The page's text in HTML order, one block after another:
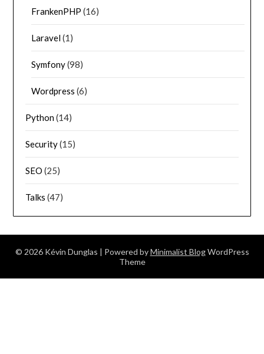
FrankenPHP (16)
Laravel(1)
Symfony(98)
Wordpress (6)
Python(14)
Security(15)
SEO (25)
Talks (47)
© 2026 Kévin Dunglas | Powered byMinimalist BlogWordPress
Theme